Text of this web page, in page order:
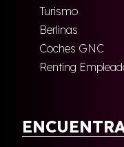
Turismo
Berlinas
Coches GNC
Renting